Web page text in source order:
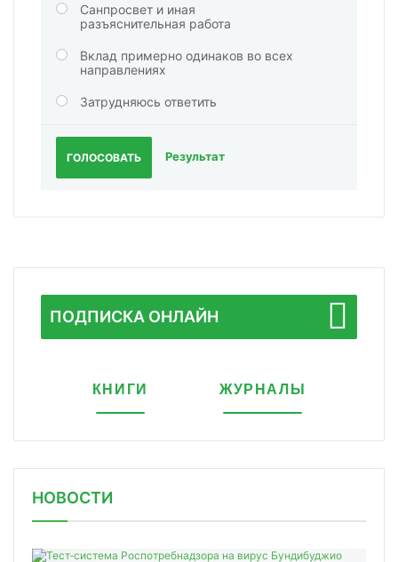
Санпросвет и иная
разъяснительная работа
Вклад примерно одинаков во всех
направлениях
Затрудняюсь ответить
ГОЛОСОВАТЬ Результат
ПОДПИСКА ОНЛАЙН
КНИГИ ЖУРНАЛЫ
НОВОСТИ